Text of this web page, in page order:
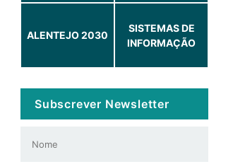
ALENTEJO 2030
SISTEMAS DE
INFORMAÇÃO
Subscrever Newsletter